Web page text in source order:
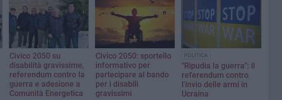
Giovanni Bosco
Civico 2050 su
disabilità gravissime,
referendum contro la
guerra e adesione a
Comunità Energetica
Civico 2050: sportello
informativo per
partecipare al bando
per i disabili
gravissimi
POLITICA
"Ripudia la guerra": il
referendum contro
l'invio delle armi in
Ucraina